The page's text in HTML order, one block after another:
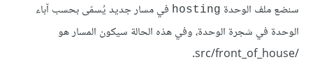
سنضع ملف الوحدة hosting في مسار جديد يُسمّى بحسب آباء
الوحدة في شجرة الوحدة، وفي هذه الحالة سيكون المسار هو
src/front_of_house/‎.